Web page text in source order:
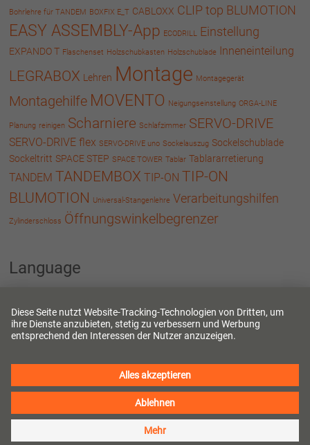
Bohrlehre für TANDEM BOXFIX E_T CABLOXX CLIP top BLUMOTION
EASY ASSEMBLY-App ECODRILL Einstellung
EXPANDO T Flaschenset Holzschubkasten Holzschublade Inneneinteilung
LEGRABOX Lehren Montage Montagegerät
Montagehilfe MOVENTO Neigungseinstellung ORGA-LINE
Planung reinigen Scharniere Schlafzimmer SERVO-DRIVE
SERVO-DRIVE flex SERVO-DRIVE uno Sockelauszug Sockelschublade
Sockeltritt SPACE STEP SPACE TOWER Tablar Tablararretierung
TANDEM TANDEMBOX TIP-ON TIP-ON
BLUMOTION Universal-Stangenlehre Verarbeitungshilfen
Zylinderschloss Öffnungswinkelbegrenzer
Language
English
Blum EASY ASSEMBLY Blog
Höchst.
Datenschutzerklärung